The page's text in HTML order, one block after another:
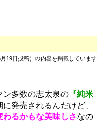
19日投稿）の内容を掲載しています
ン多数の志太泉の 『純米
発売されるんだけど、
るかもな美味しさなの